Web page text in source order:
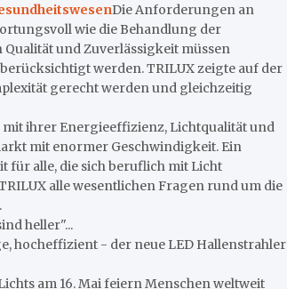
Die Anforderungen an
wie die Behandlung der
und Zuverlässigkeit müssen
werden. TRILUX zeigte auf der
gerecht werden und gleichzeitig
mit ihrer Energieeffizienz, Lichtqualität und
mit enormer Geschwindigkeit. Ein
für alle, die sich beruflich mit Licht
alle wesentlichen Fragen rund um die
heller"...
hocheffizient - der neue LED Hallenstrahler
am 16. Mai feiern Menschen weltweit